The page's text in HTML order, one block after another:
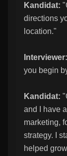
Kandidat:
directions
location."
Interviewer:
you begin
Kandidat:
and I have
marketing,
strategy. I
helped